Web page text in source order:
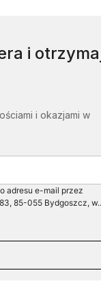
i
i okazjami w
adresu e-mail przez
85-055 Bydgoszcz,